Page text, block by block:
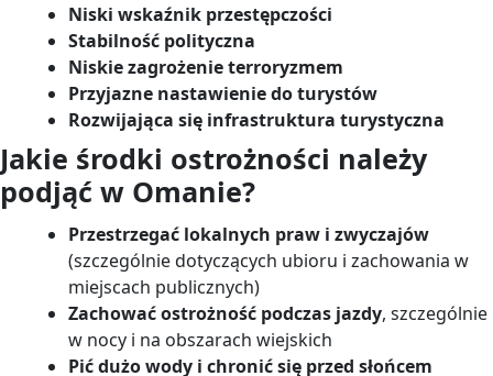
Niski wskaźnik przestępczości
Stabilność polityczna
Niskie zagrożenie terroryzmem
Przyjazne nastawienie do turystów
Rozwijająca się infrastruktura turystyczna
Jakie środki ostrożności należy
podjąć w Omanie?
Przestrzegać lokalnych praw i zwyczajów
(szczególnie dotyczących ubioru i zachowania w
miejscach publicznych)
Zachować ostrożność podczas jazdy, szczególnie
w nocy i na obszarach wiejskich
Pić dużo wody i chronić się przed słońcem